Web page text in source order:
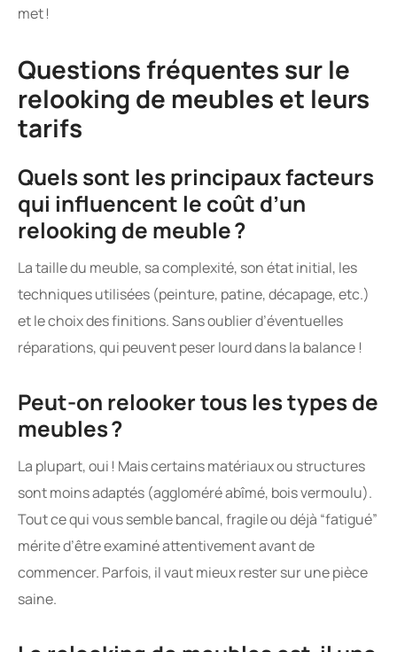
met !
Questions fréquentes sur le
relooking de meubles et leurs
tarifs
Quels sont les principaux facteurs
qui influencent le coût d’un
relooking de meuble ?
La taille du meuble, sa complexité, son état initial, les
techniques utilisées (peinture, patine, décapage, etc.)
et le choix des finitions. Sans oublier d’éventuelles
réparations, qui peuvent peser lourd dans la balance !
Peut-on relooker tous les types de
meubles ?
La plupart, oui ! Mais certains matériaux ou structures
sont moins adaptés (aggloméré abîmé, bois vermoulu).
Tout ce qui vous semble bancal, fragile ou déjà “fatigué”
mérite d’être examiné attentivement avant de
commencer. Parfois, il vaut mieux rester sur une pièce
saine.